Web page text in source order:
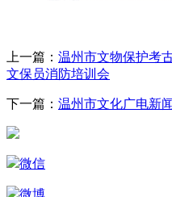
上一篇： 温州市文物保护考
文保员消防培训会
下一篇： 温州市文化广电新
微信
微博